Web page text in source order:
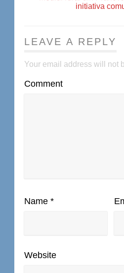
initiativa
LEAVE A REPLY
Your email address will not
Comment
Name *
Website